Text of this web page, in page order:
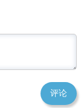
评论